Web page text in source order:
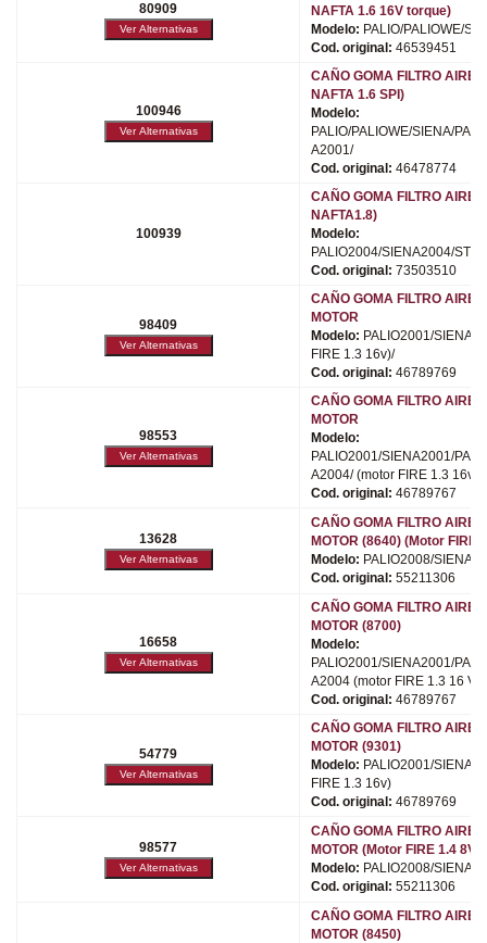
80909
NAFTA 1.6 16V torque)
Modelo: PALIO/PALIOWE/
Cod. original: 46539451
100946
CAÑO GOMA FILTRO AIRE
NAFTA 1.6 SPI)
Modelo:
PALIO/PALIOWE/SIENA/
A2001/
Cod. original: 46478774
100939
CAÑO GOMA FILTRO AIRE
NAFTA1.8)
Modelo:
PALIO2004/SIENA2004/
Cod. original: 73503510
98409
CAÑO GOMA FILTRO AIRE
MOTOR
Modelo: PALIO2001/
FIRE 1.3 16v)/
Cod. original: 46789769
98553
CAÑO GOMA FILTRO AIRE
MOTOR
Modelo:
PALIO2001/SIENA2001/
A2004/ (motor FIRE 1.3 16v)
Cod. original: 46789767
13628
CAÑO GOMA FILTRO AIRE
MOTOR (8640) (Motor FIRE
Modelo: PALIO2008/
Cod. original: 55211306
16658
CAÑO GOMA FILTRO AIRE
MOTOR (8700)
Modelo:
PALIO2001/SIENA2001/
A2004 (motor FIRE 1.3 16 V-
Cod. original: 46789767
54779
CAÑO GOMA FILTRO AIRE
MOTOR (9301)
Modelo: PALIO2001/
FIRE 1.3 16v)
Cod. original: 46789769
98577
CAÑO GOMA FILTRO AIRE
MOTOR (Motor FIRE 1.4 8V)
Modelo: PALIO2008/
Cod. original: 55211306
CAÑO GOMA FILTRO AIRE
MOTOR (8450)